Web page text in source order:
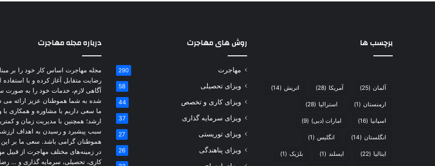
برچسب ها
آلمان (25) آمریکا (28) اتریش (14)
ارمنستان (1) استرالیا (28)
اسپانیا (16) امارات (دبی) (9)
انگلستان (14) انگلیس (1)
ایتالیا (22) ایسلند (1) بلژیک (1)
روش های مهاجرت
مهاجرت 290
ویزای تحصیلی 58
ویزای کاری و تخصص 44
ویزای سرمایه گذاری 37
ویزای توریستی 27
ویزای پناهندگی 26
درباره مجله مهاجرت
مجله مهاجرت اساس کار خود را بر
رضایت متقابل آغاز کرده و با استفاده
آگاهی لازم، خدمات خود را به صورت
شده به شما هموطنان عزیز ارائه می
ما سعی داریم با مشاوره و همکاری با
ارشد؛ همچنین با مدیریت زمان و
سبب پیشبرد و رسیدن به اهداف
هموطنان گرامی باشد. سعی ما بر
در زمینه‌های مختلف مهاجرت از قبیل
کاری، تحصیلی، سرمایه گذاری و …